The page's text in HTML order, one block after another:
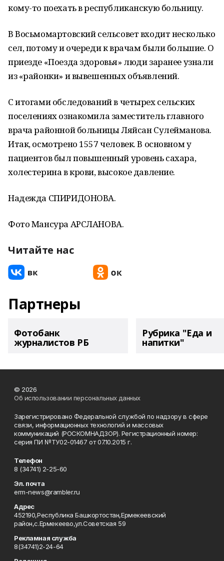
кому-то поехать в республиканскую больницу.
В Восьмомартовский сельсовет входит несколько
сел, потому и очереди к врачам были большие. О
приезде «Поезда здоровья» люди заранее узнали
из «районки» и вывешенных объявлений.
С итогами обследований в четырех сельских
поселениях ознакомила заместитель главного
врача районной больницы Ляйсан Сулейманова.
Итак, осмотрено 1557 человек. В основном у
пациентов был повышенный уровень сахара,
холестерина в крови, высокое давление.
Надежда СПИРИДОНОВА.
Фото Мансура АРСЛАНОВА.
Читайте нас
Партнеры
Фотобанк
журналистов РБ
Рубрика "Еда и
напитки"
© 2026
Об использовании персональных данных
Зарегистрировано Федеральной службой по надзору в сфере
связи, информационных технологий и массовых
коммуникаций (РОСКОМНАДЗОР). Регистрационный номер:
серия ПИ №ТУ02-01467 от 07.10.2015 г.
Телефон
8 (34741) 2-25-60
Эл. почта
erm-news@rambler.ru
Адрес
452190,Республика Башкортостан,Ермекеевский
район,с.Ермекеево,ул.Советская 59
Рекламная служба
8(34741)2-24-64